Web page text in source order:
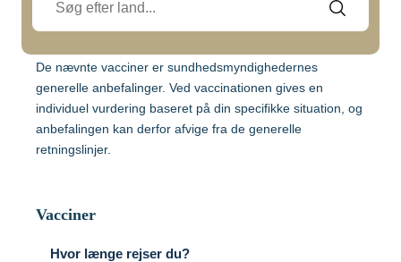
Influenza
Japansk
hjernebetændelse
Malaysia
Mozambique
Myanmar
Stivkrampe.
De nævnte vacciner er sundhedsmyndighedernes
generelle anbefalinger. Ved vaccinationen gives en
individuel vurdering baseret på din specifikke situation, og
anbefalingen kan derfor afvige fra de generelle
retningslinjer.
Vacciner
Hvor længe rejser du?